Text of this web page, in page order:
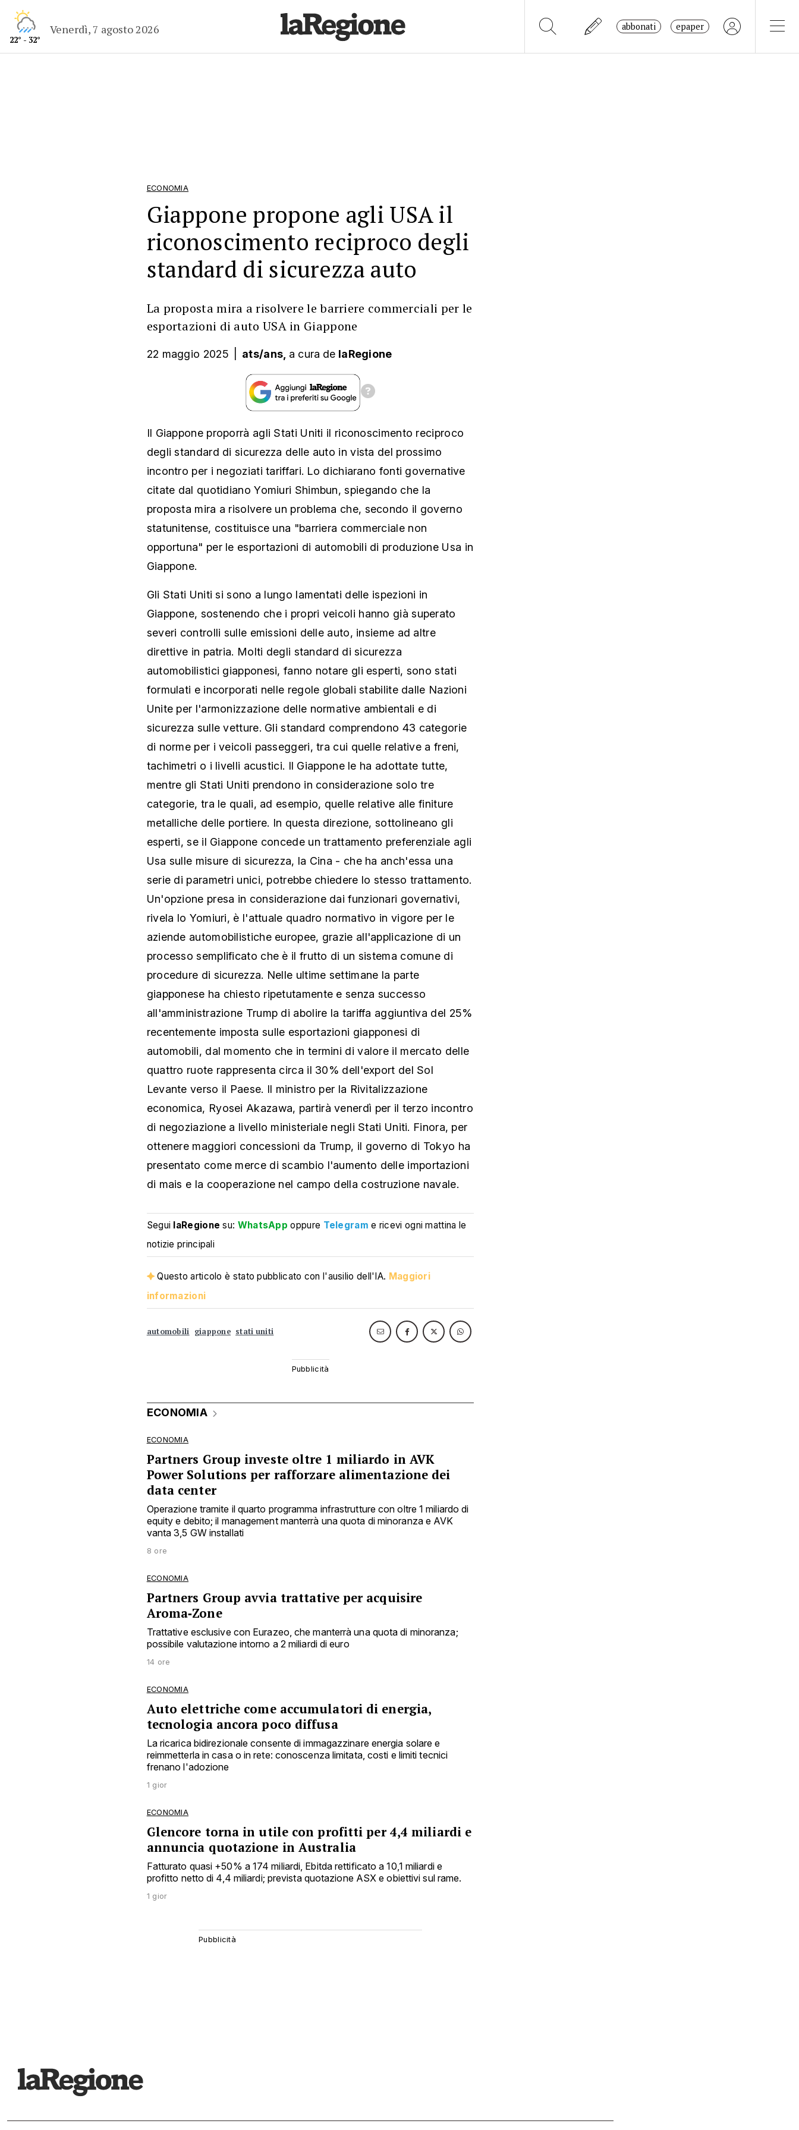
22° - 32°
Venerdì, 7 agosto 2026 abbonati epaper
ECONOMIA
Giappone propone agli USA il
riconoscimento reciproco degli
standard di sicurezza auto
La proposta mira a risolvere le barriere commerciali per le
esportazioni di auto USA in Giappone
22 maggio 2025 | ats/ans, a cura de laRegione
Il Giappone proporrà agli Stati Uniti il riconoscimento reciproco
degli standard di sicurezza delle auto in vista del prossimo
incontro per i negoziati tariffari. Lo dichiarano fonti governative
citate dal quotidiano Yomiuri Shimbun, spiegando che la
proposta mira a risolvere un problema che, secondo il governo
statunitense, costituisce una "barriera commerciale non
opportuna" per le esportazioni di automobili di produzione Usa in
Giappone.
Gli Stati Uniti si sono a lungo lamentati delle ispezioni in
Giappone, sostenendo che i propri veicoli hanno già superato
severi controlli sulle emissioni delle auto, insieme ad altre
direttive in patria. Molti degli standard di sicurezza
automobilistici giapponesi, fanno notare gli esperti, sono stati
formulati e incorporati nelle regole globali stabilite dalle Nazioni
Unite per l'armonizzazione delle normative ambientali e di
sicurezza sulle vetture. Gli standard comprendono 43 categorie
di norme per i veicoli passeggeri, tra cui quelle relative a freni,
tachimetri o i livelli acustici. Il Giappone le ha adottate tutte,
mentre gli Stati Uniti prendono in considerazione solo tre
categorie, tra le quali, ad esempio, quelle relative alle finiture
metalliche delle portiere. In questa direzione, sottolineano gli
esperti, se il Giappone concede un trattamento preferenziale agli
Usa sulle misure di sicurezza, la Cina - che ha anch'essa una
serie di parametri unici, potrebbe chiedere lo stesso trattamento.
Un'opzione presa in considerazione dai funzionari governativi,
rivela lo Yomiuri, è l'attuale quadro normativo in vigore per le
aziende automobilistiche europee, grazie all'applicazione di un
processo semplificato che è il frutto di un sistema comune di
procedure di sicurezza. Nelle ultime settimane la parte
giapponese ha chiesto ripetutamente e senza successo
all'amministrazione Trump di abolire la tariffa aggiuntiva del 25%
recentemente imposta sulle esportazioni giapponesi di
automobili, dal momento che in termini di valore il mercato delle
quattro ruote rappresenta circa il 30% dell'export del Sol
Levante verso il Paese. Il ministro per la Rivitalizzazione
economica, Ryosei Akazawa, partirà venerdì per il terzo incontro
di negoziazione a livello ministeriale negli Stati Uniti. Finora, per
ottenere maggiori concessioni da Trump, il governo di Tokyo ha
presentato come merce di scambio l'aumento delle importazioni
di mais e la cooperazione nel campo della costruzione navale.
Segui laRegione su: WhatsApp oppure Telegram e ricevi ogni mattina le
notizie principali
Questo articolo è stato pubblicato con l'ausilio dell'IA. Maggiori
informazioni
automobili giappone stati uniti
ECONOMIA
ECONOMIA
Partners Group investe oltre 1 miliardo in AVK
Power Solutions per rafforzare alimentazione dei
data center
Operazione tramite il quarto programma infrastrutture con oltre 1 miliardo di
equity e debito; il management manterrà una quota di minoranza e AVK
vanta 3,5 GW installati
8 ore
ECONOMIA
Partners Group avvia trattative per acquisire
Aroma‑Zone
Trattative esclusive con Eurazeo, che manterrà una quota di minoranza;
possibile valutazione intorno a 2 miliardi di euro
14 ore
ECONOMIA
Auto elettriche come accumulatori di energia,
tecnologia ancora poco diffusa
La ricarica bidirezionale consente di immagazzinare energia solare e
reimmetterla in casa o in rete: conoscenza limitata, costi e limiti tecnici
frenano l'adozione
1 gior
ECONOMIA
Glencore torna in utile con profitti per 4,4 miliardi e
annuncia quotazione in Australia
Fatturato quasi +50% a 174 miliardi, Ebitda rettificato a 10,1 miliardi e
profitto netto di 4,4 miliardi; prevista quotazione ASX e obiettivi sul rame.
1 gior